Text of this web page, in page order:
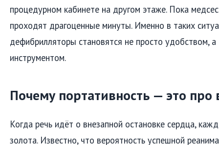
процедурном кабинете на другом этаже. Пока
проходят драгоценные минуты. Именно в таких
дефибрилляторы становятся не просто удобством,
инструментом.
Почему портативность — это про
Когда речь идёт о внезапной остановке сердца,
золота. Известно, что вероятность успешной